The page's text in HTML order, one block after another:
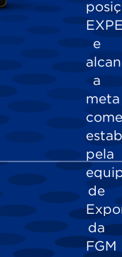
e
a
meta
pela
de
da
FGM